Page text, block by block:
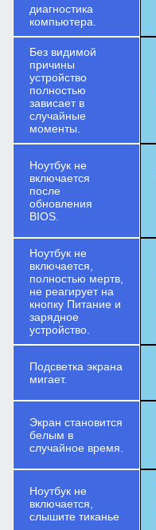
диагностика
компьютера.
Без видимой
причины
устройство
полностью
зависает в
случайные
моменты.
Ноутбук не
включается
после
обновления
BIOS.
Ноутбук не
включается,
полностью мертв,
не реагирует на
кнопку Питание и
зарядное
устройство.
Подсветка экрана
мигает.
Экран становится
белым в
случайное время.
Ноутбук не
включается,
слышите тиканье